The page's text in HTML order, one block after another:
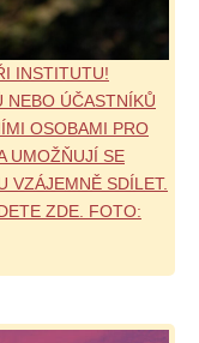
INSTITUTU!
NEBO ÚČASTNÍKŮ
OSOBAMI PRO
UMOŽŇUJÍ SE
VZÁJEMNĚ SDÍLET.
ZDE. FOTO: